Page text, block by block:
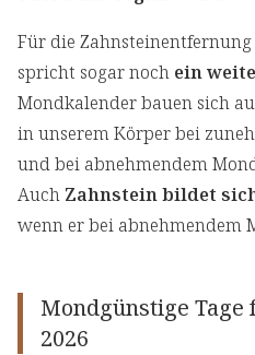
Für die
spricht sogar noch ein
Mondkalender bauen sich
in unserem Körper bei
und bei abnehmendem
Auch Zahnstein bildet
wenn er bei abnehmendem
Mondgünstige
2026